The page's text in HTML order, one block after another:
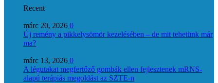
Recent
márc 20, 2026 0
Új remény a pikkelysömör kezelésében – de mit tehetünk már
ma?
márc 13, 2026 0
A légutakat megfertőző gombák ellen fejlesztenek mRNS-
alapú terápiás megoldást az SZTE-n